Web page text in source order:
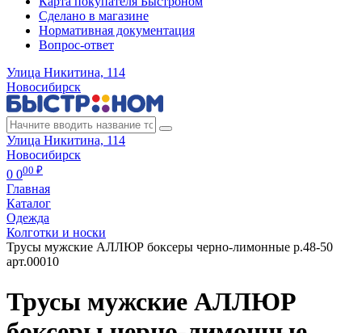
Сделано в магазине
Нормативная документация
Вопрос-ответ
Улица Никитина, 114
Новосибирск
Улица Никитина, 114
Новосибирск
0 000 ₽
Главная
Каталог
Одежда
Колготки и носки
Трусы мужские АЛЛЮР боксеры черно-лимонные р.48-50
арт.00010
Трусы мужские АЛЛЮР